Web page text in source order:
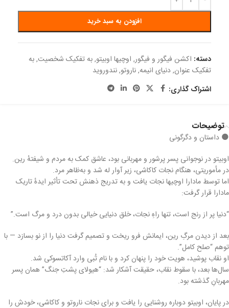
افزودن به سبد خرید
دسته: اکشن فیگور و فیگور, اوچیها اوبیتو,به تفکیک شخصیت,به
تفکیک عنوان,دنیای انیمه,ناروتو,نندوروید
اشتراک گذاری:
توضیحات
🌑 داستان و دگرگونی
اوبیتو در نوجوانی پسر پرشور و مهربانی بود، عاشق کمک به مردم و شیفتهٔ رین.
در مأموریتی، هنگام نجات کاکاشی، زیر آوار له شد و به‌ظاهر مرد.
اما توسط مادارا اوچیها نجات یافت و به تدریج ذهنش تحت تأثیر ایدهٔ تاریک
مادارا قرار گرفت:
“دنیا پر از رنج است، تنها راهِ نجات، خلق دنیایی خیالی بدون درد و مرگ است.”
بعد از دیدن مرگِ رین، ایمانش فرو ریخت و تصمیم گرفت دنیا را از نو بسازد — با
توهم “صلح کامل”.
او نقاب پوشید، هویت خود را پنهان کرد و با نام تُبی وارد آکاتسوکی شد.
سال‌ها بعد، با سقوط نقاب، حقیقت آشکار شد: “هیولای پشتِ جنگ” همان پسر
مهربانِ گذشته بود.
در پایان، اوبیتو دوباره روشنایی را یافت و برای نجات ناروتو و کاکاشی، خودش را